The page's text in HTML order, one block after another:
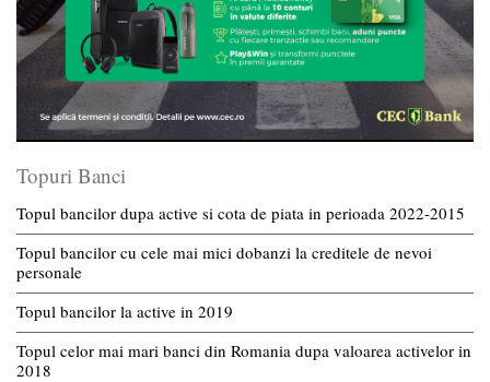
Topuri Banci
Topul bancilor dupa active si cota de piata in perioada 2022-2015
Topul bancilor cu cele mai mici dobanzi la creditele de nevoi
personale
Topul bancilor la active in 2019
Topul celor mai mari banci din Romania dupa valoarea activelor in
2018